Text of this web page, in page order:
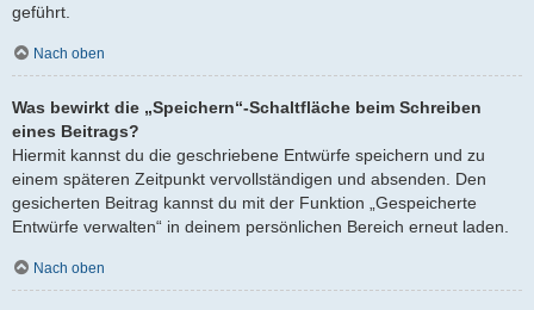
geführt.
Nach oben
Was bewirkt die „Speichern“-Schaltfläche beim Schreiben
eines Beitrags?
Hiermit kannst du die geschriebene Entwürfe speichern und zu
einem späteren Zeitpunkt vervollständigen und absenden. Den
gesicherten Beitrag kannst du mit der Funktion „Gespeicherte
Entwürfe verwalten“ in deinem persönlichen Bereich erneut laden.
Nach oben